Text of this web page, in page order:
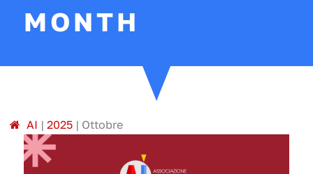
MONTH
AI | 2025 | Ottobre